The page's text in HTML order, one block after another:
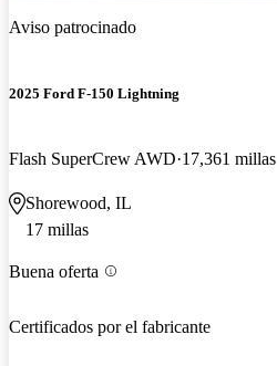
Aviso patrocinado
2025 Ford F-150 Lightning
Flash SuperCrew AWD 17,361 millas
Shorewood, IL
17 millas
Buena oferta
Certificados por el fabricante